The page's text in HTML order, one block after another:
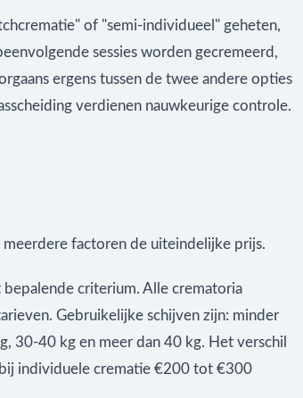
of "semi-individueel" geheten,
sessies worden gecremeerd,
ergens tussen de twee andere opties
verdienen nauwkeurige controle.
factoren de uiteindelijke prijs.
criterium. Alle crematoria
Gebruikelijke schijven zijn: minder
30-40 kg en meer dan 40 kg. Het verschil
individuele crematie €200 tot €300